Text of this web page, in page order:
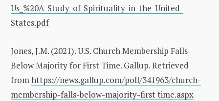
Us_%20A-Study-of-Spirituality-in-the-United-
States.pdf
Jones, J.M. (2021). U.S. Church Membership Falls
Below Majority for First Time. Gallup. Retrieved
fromhttps://news.gallup.com/poll/341963/church-
membership-falls-below-majority-first time.aspx